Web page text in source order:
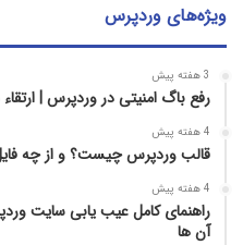
ویژه‌های وردپرس
3 هفته پیش
رفع باگ امنیتی در وردپرس |
4 هفته پیش
قالب وردپرس چیست؟ و از چه
4 هفته پیش
راهنمای کامل عیب‌ یابی سایت
آن‌ ها